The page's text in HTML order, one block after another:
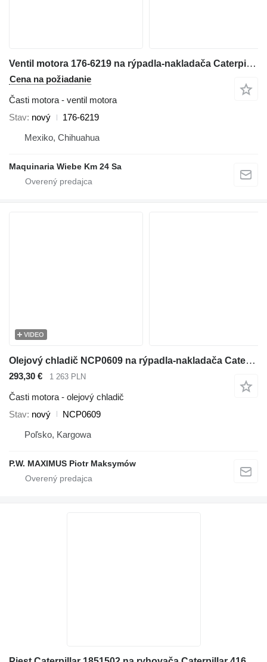
Ventil motora 176-6219 na rýpadla-nakladača Caterpillar 416D/420D/430F/416E/420F/444E/TH
Cena na požiadanie
Časti motora - ventil motora
Stav nový
176-6219
Mexiko, Chihuahua
Maquinaria Wiebe Km 24 Sa
VIDEO
Olejový chladič NCP0609 na rýpadla-nakladača Caterpillar 416E , 432E , 420E , 442E , 434E , 422E , 444E , 428E
293,30 € 1 263 PLN
Časti motora - olejový chladič
Stav nový
NCP0609
Poľsko, Kargowa
P.W. MAXIMUS Piotr Maksymów